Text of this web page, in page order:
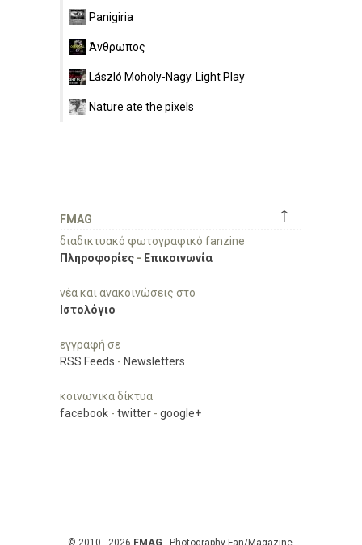
Panigiria
Άνθρωπος
László Moholy-Nagy. Light Play
Nature ate the pixels
↑
FMAG
διαδικτυακό φωτογραφικό fanzine
Πληροφορίες - Επικοινωνία
νέα και ανακοινώσεις στο
Ιστολόγιο
εγγραφή σε
RSS Feeds - Newsletters
κοινωνικά δίκτυα
facebook - twitter - google+
© 2010 - 2026 FMAG - Photography Fan/Magazine,